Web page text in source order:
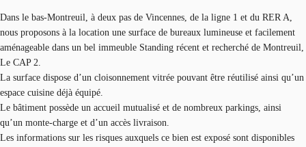
Dans le bas-Montreuil, à deux pas de Vincennes, de la ligne 1 et du RER A,
nous proposons à la location une surface de bureaux lumineuse et facilement
aménageable dans un bel immeuble Standing récent et recherché de Montreuil,
Le CAP 2.
La surface dispose d’un cloisonnement vitrée pouvant être réutilisé ainsi qu’un
espace cuisine déjà équipé.
Le bâtiment possède un accueil mutualisé et de nombreux parkings, ainsi
qu’un monte-charge et d’un accès livraison.
Les informations sur les risques auxquels ce bien est exposé sont disponibles